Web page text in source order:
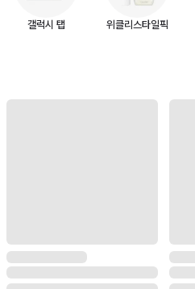
갤럭시 탭 위클리스타일픽